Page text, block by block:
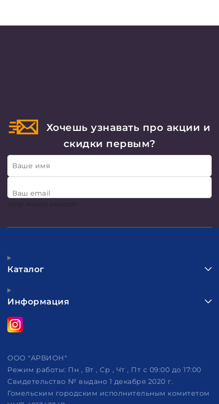
Хочешь узнавать про акции и
скидки первым?
Ваше имя
Ваш email
Хочу много скидок!
Каталог
Информация
ООО "АРВИОН"
Режим работы: Пн , Вт , Ср , Чт , Пт c 09:00 до 17:00
Свидетельство № выдано 1 декабря 2020 г.
Гомельским городским исполнительным комитетом